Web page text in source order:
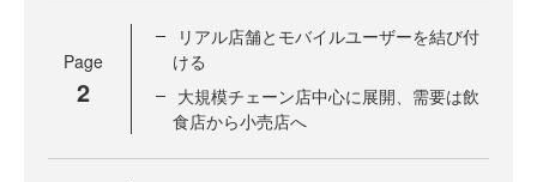
Page
2
リアル店舗とモバイルユーザーを結び付
ける
大規模チェーン店中心に展開、需要は飲
食店から小売店へ